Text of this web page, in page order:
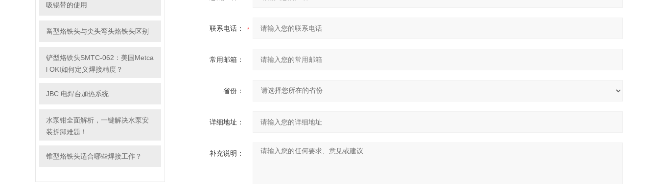
吸锡带的使用
凿型烙铁头与尖头弯头烙铁头区别
铲型烙铁头SMTC-062：美国Metca
l OKI如何定义焊接精度？
JBC 电焊台加热系统
水泵钳全面解析，一键解决水泵安
装拆卸难题！
锥型烙铁头适合哪些焊接工作？
联系电话：
常用邮箱：
省份：
详细地址：
补充说明：